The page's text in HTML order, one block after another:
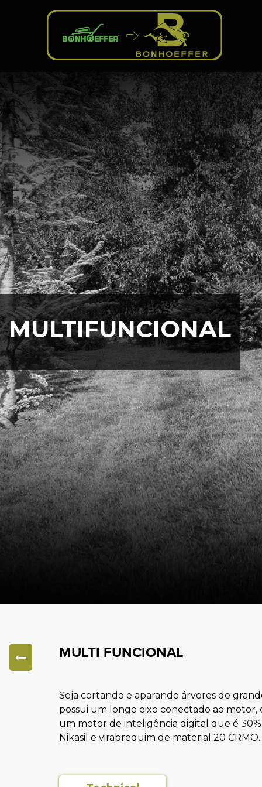
MULTIFUNCIONAL
MULTI FUNCIONAL
Seja cortando e aparando árvores de
possui um longo eixo conectado ao motor,
um motor de inteligência digital que é
Nikasil e virabrequim de material 20